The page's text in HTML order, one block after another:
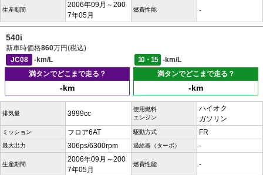
生産期間
2006年09月～200
7年05月
燃費性能 -
540i
新車時価格860万円(税込)
JC08
-km/L 10・15
-km/L
満タンでどこまで走る？
-km
満タンでどこまで走る？
-km
排気量 3999cc
使用燃料
エンジン
ハイオク
ガソリン
ミッション フロア6AT 駆動方式 FR
最大出力 306ps/6300rpm 過給器（ターボ） -
生産期間
2006年09月～200
7年05月
燃費性能 -